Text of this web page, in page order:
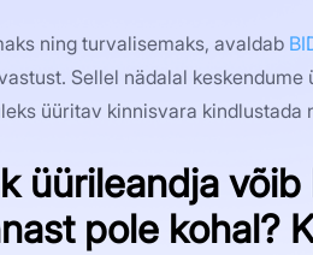
ning turvalisemaks, avaldab
Sellel nädalal keskendume
üüritav kinnisvara kindlustada
üürileandja
pole kohal?